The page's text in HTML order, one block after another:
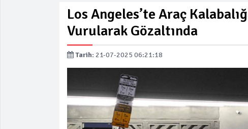
Los Angeles’te Araç
Vurularak Gözaltında
Tarih: 21-07-2025 06:21:18